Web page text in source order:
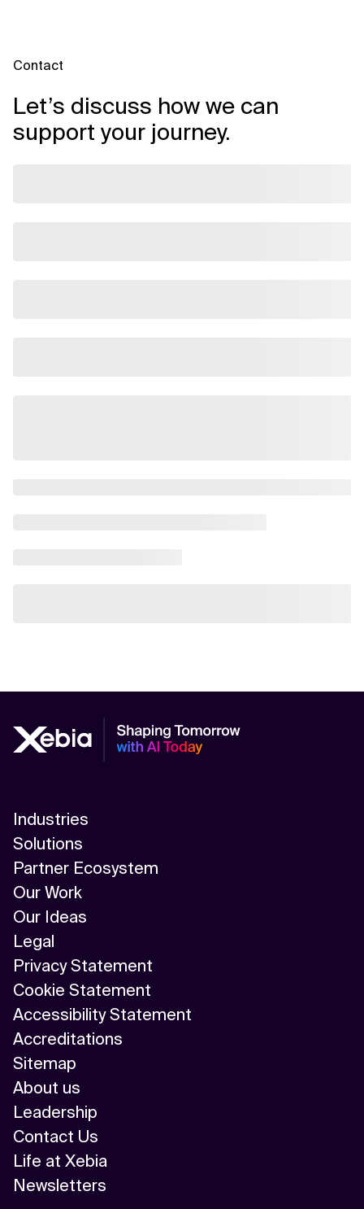
Contact
Let’s discuss how we can
support your journey.
Industries
Solutions
Partner Ecosystem
Our Work
Our Ideas
Legal
Privacy Statement
Cookie Statement
Accessibility Statement
Accreditations
Sitemap
About us
Leadership
Contact Us
Life at Xebia
Newsletters